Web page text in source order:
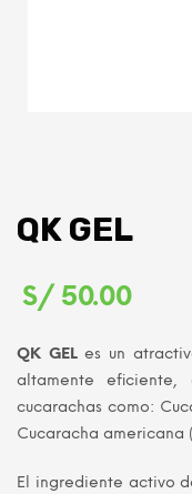
QK GEL
S/ 50.00
QK GELes un
altamente eficiente,
cucarachas como:
Cucaracha americana
El ingrediente activo